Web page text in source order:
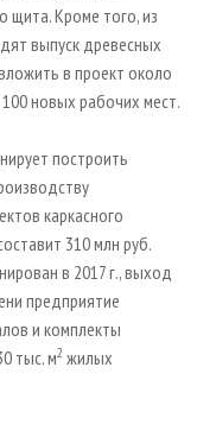
щита. Кроме того, из
выпуск древесных
в проект около
новых рабочих мест.
построить
каркасного
310 млн руб.
в 2017 г., выход
предприятие
и комплекты
тыс. м2 жилых